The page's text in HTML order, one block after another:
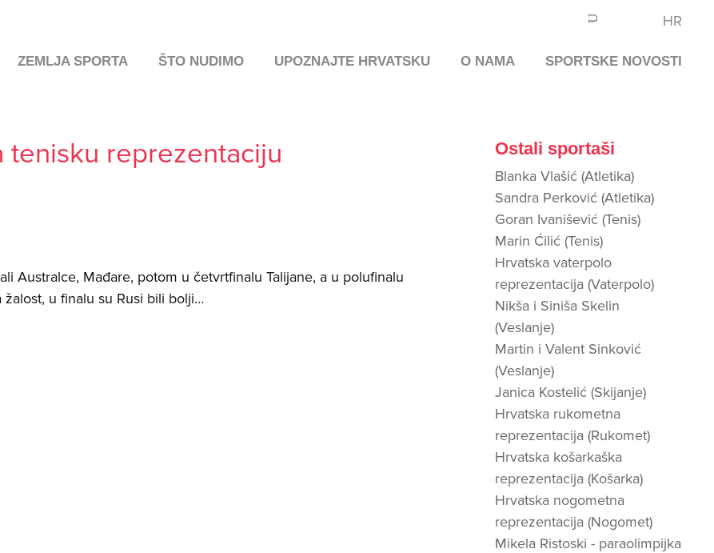
HR
ZEMLJA SPORTA ŠTO NUDIMO UPOZNAJTE HRVATSKU O NAMA SPORTSKE NOVOSTI
tenisku reprezentaciju
Australce, Mađare, potom u četvrtfinalu Talijane, a u polufinalu
u finalu su Rusi bili bolji…
Ostali sportaši
Blanka Vlašić (Atletika)
Sandra Perković (Atletika)
Goran Ivanišević (Tenis)
Marin Ćilić (Tenis)
Hrvatska vaterpolo
reprezentacija (Vaterpolo)
Nikša i Siniša Skelin
(Veslanje)
Martin i Valent Sinković
(Veslanje)
Janica Kostelić (Skijanje)
Hrvatska rukometna
reprezentacija (Rukomet)
Hrvatska košarkaška
reprezentacija (Košarka)
Hrvatska nogometna
reprezentacija (Nogomet)
Mikela Ristoski - paraolimpijka